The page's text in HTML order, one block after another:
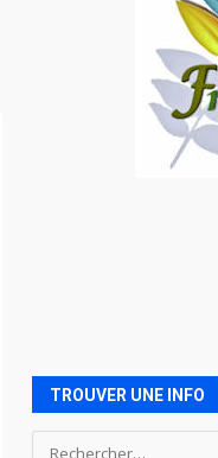
TROUVER UNE INFO
Rechercher :